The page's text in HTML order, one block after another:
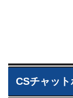
CSチャッ